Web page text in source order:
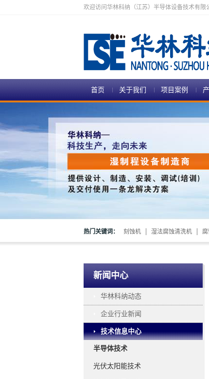
欢迎访问华林科纳（江苏）半导体设备技术有限
首页 关于我们 项目案例
热门关键词： 刻蚀机 湿法腐蚀清洗机
新闻中心
华林科纳动态
企业行业新闻
技术信息中心
半导体技术
光伏太阳能技术